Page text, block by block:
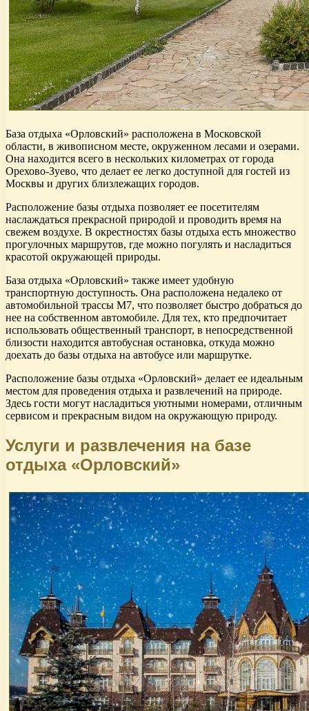
База отдыха «Орловский» расположена в Московской
области, в живописном месте, окруженном лесами и озерами.
Она находится всего в нескольких километрах от города
Орехово-Зуево, что делает ее легко доступной для гостей из
Москвы и других близлежащих городов.
Расположение базы отдыха позволяет ее посетителям
наслаждаться прекрасной природой и проводить время на
свежем воздухе. В окрестностях базы отдыха есть множество
прогулочных маршрутов, где можно погулять и насладиться
красотой окружающей природы.
База отдыха «Орловский» также имеет удобную
транспортную доступность. Она расположена недалеко от
автомобильной трассы М7, что позволяет быстро добраться до
нее на собственном автомобиле. Для тех, кто предпочитает
использовать общественный транспорт, в непосредственной
близости находится автобусная остановка, откуда можно
доехать до базы отдыха на автобусе или маршрутке.
Расположение базы отдыха «Орловский» делает ее идеальным
местом для проведения отдыха и развлечений на природе.
Здесь гости могут насладиться уютными номерами, отличным
сервисом и прекрасным видом на окружающую природу.
Услуги и развлечения на базе
отдыха «Орловский»